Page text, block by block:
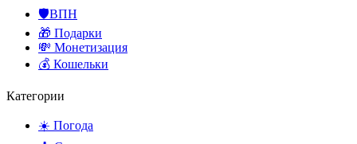
🛡️ВПН
🎁 Подарки
💸 Монетизация
💰 Кошельки
Категории
☀️ Погода